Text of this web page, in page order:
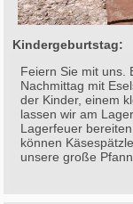
Kindergeburtstag:
Feiern Sie mit uns.
Nachmittag mit
der Kinder, einem
lassen wir am
Lagerfeuer
können
unsere große